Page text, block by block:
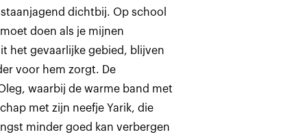
dichtbij. Op school
doen als je mijnen
het gevaarlijke gebied, blijven
voor hem zorgt. De
waarbij de warme band met
met zijn neefje Yarik, die
minder goed kan verbergen